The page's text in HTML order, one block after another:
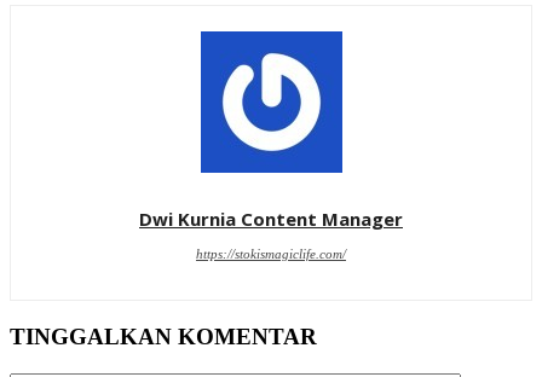
Dwi Kurnia Content Manager
https://stokismagiclife.com/
TINGGALKAN KOMENTAR